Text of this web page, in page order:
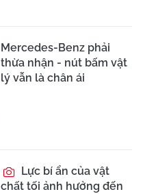
Mercedes-Benz phải
thừa nhận - nút bấm vật
lý vẫn là chân ái
Lực bí ẩn của vật
chất tối ảnh hưởng đến